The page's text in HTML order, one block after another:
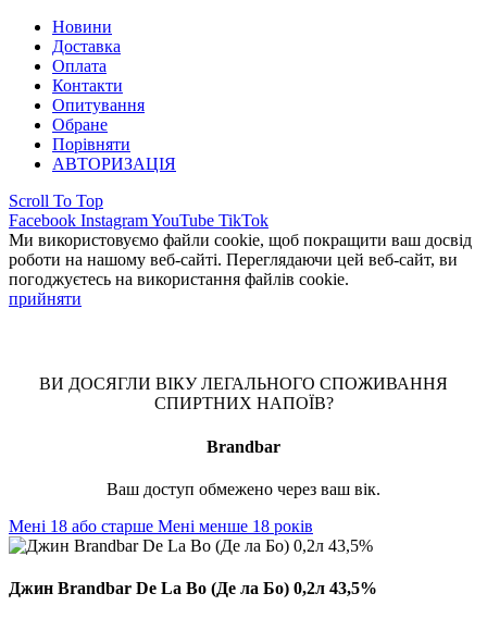
Новини
Доставка
Оплата
Контакти
Опитування
Обране
Порівняти
АВТОРИЗАЦІЯ
Scroll To Top
Facebook InstagramYouTube TikTok
Ми використовуємо файли cookie, щоб покращити ваш досвід
роботи на нашому веб-сайті. Переглядаючи цей веб-сайт, ви
погоджуєтесь на використання файлів cookie.
прийняти
ВИ ДОСЯГЛИ ВІКУ ЛЕГАЛЬНОГО СПОЖИВАННЯ
СПИРТНИХ НАПОЇВ?
Brandbar
Ваш доступ обмежено через ваш вік.
Мені 18 або старше Мені менше 18 років
Джин Brandbar De La Bo (Де ла Бо) 0,2л 43,5%